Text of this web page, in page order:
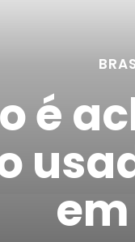
é
em